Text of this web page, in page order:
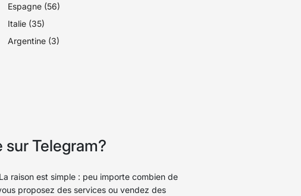
Espagne (56)
Italie (35)
Argentine (3)
Telegram?
raison est simple : peu importe combien de
proposez des services ou vendez des